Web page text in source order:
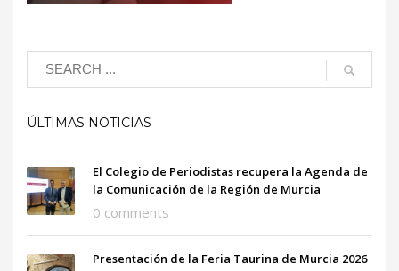
ÚLTIMAS NOTICIAS
El Colegio de Periodistas recupera la Agenda de
la Comunicación de la Región de Murcia
0 comments
Presentación de la Feria Taurina de Murcia 2026